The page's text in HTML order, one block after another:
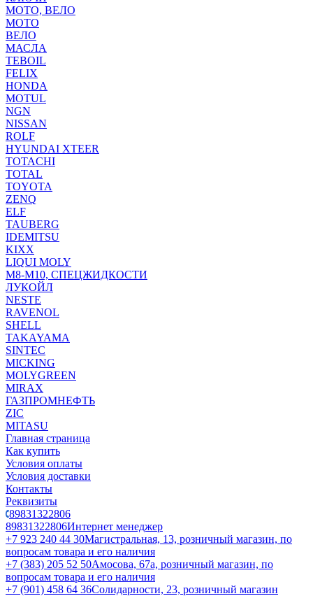
МОТО, ВЕЛО
МОТО
ВЕЛО
МАСЛА
TEBOIL
FELIX
HONDA
MOTUL
NGN
NISSAN
ROLF
HYUNDAI XTEER
TOTACHI
TOTAL
TOYOTA
ZENQ
ELF
TAUBERG
IDEMITSU
KIXX
LIQUI MOLY
М8-М10, СПЕЦЖИДКОСТИ
ЛУКОЙЛ
NESTE
RAVENOL
SHELL
TAKAYAMA
SINTEC
MICKING
MOLYGREEN
MIRAX
ГАЗПРОМНЕФТЬ
ZIC
MITASU
Главная страница
Как купить
Условия оплаты
Условия доставки
Контакты
Реквизиты
89831322806
89831322806Интернет менеджер
+7 923 240 44 30​Магистральная, 13, розничный магазин, по
вопросам товара и его наличия
+7 (383) 205 52 50Амосова, 67а, розничный магазин, по
вопросам товара и его наличия
+7 (901) 458 64 36Солидарности, 23, розничный магазин